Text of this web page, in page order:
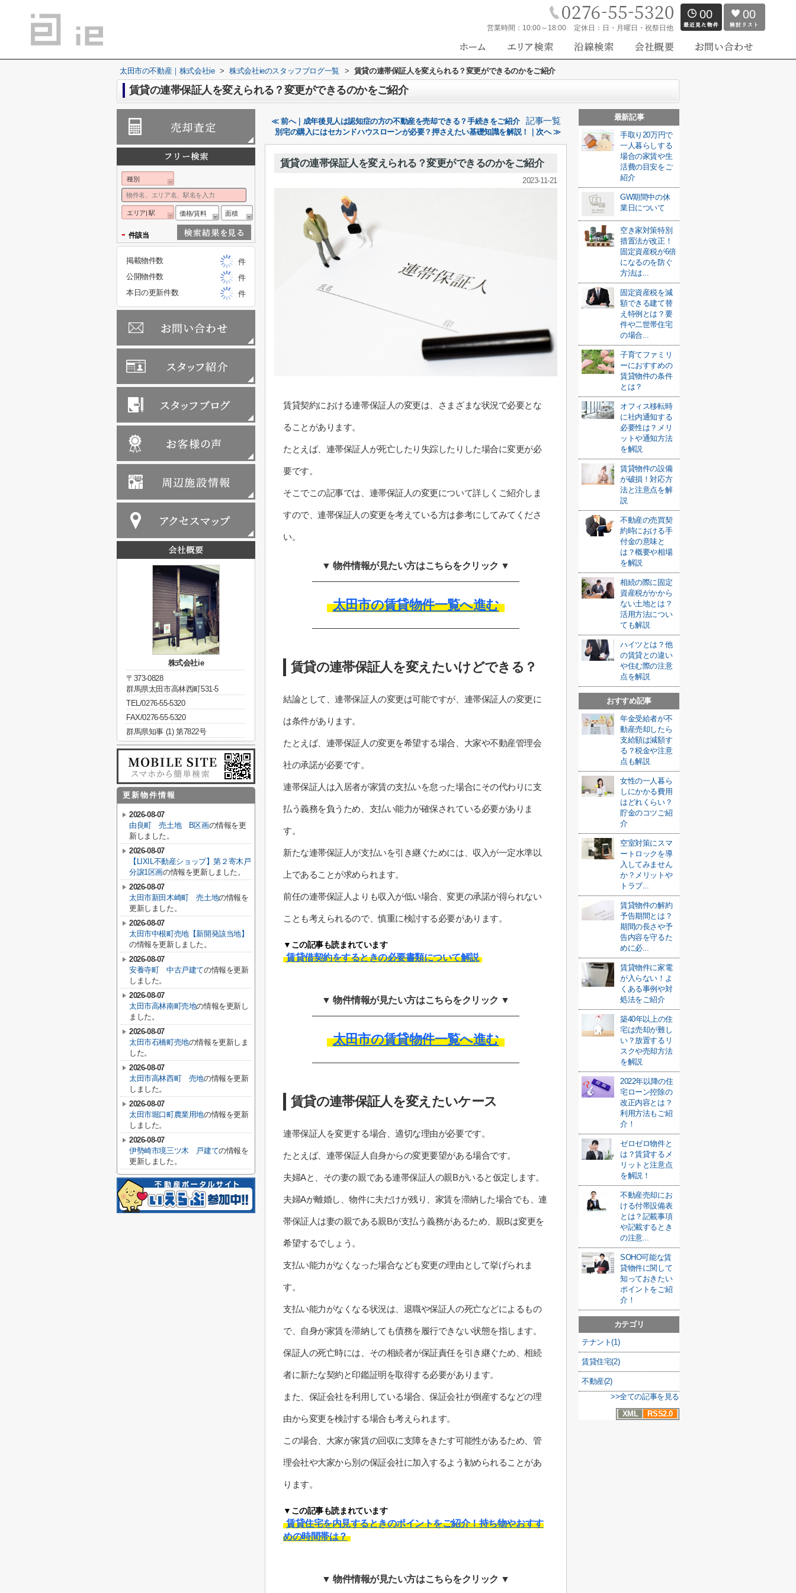
営業時間： 10:00～18:00 定休日： 日・月曜日・祝祭日他
00 00
太田市の不動産｜株式会社ie > 株式会社ieのスタッフブログ一覧 > 賃貸の連帯保証人を変えられる？変更ができるのかをご紹介
賃貸の連帯保証人を変えられる？変更ができるのかをご紹介
≪ 前へ｜成年後見人は認知症の方の不動産を売却できる？手続きをご紹介 記事一覧
別宅の購入にはセカンドハウスローンが必要？押さえたい基礎知識を解説！｜次へ ≫
賃貸の連帯保証人を変えられる？変更ができるのかをご紹介
2023-11-21
賃貸契約における連帯保証人の変更は、さまざまな状況で必要とな
ることがあります。
たとえば、連帯保証人が死亡したり失踪したりした場合に変更が必
要です。
そこでこの記事では、連帯保証人の変更について詳しくご紹介しま
すので、連帯保証人の変更を考えている方は参考にしてみてくださ
い。
▼ 物件情報が見たい方はこちらをクリック ▼
太田市の賃貸物件一覧へ進む
賃貸の連帯保証人を変えたいけどできる？
結論として、連帯保証人の変更は可能ですが、連帯保証人の変更に
は条件があります。
たとえば、連帯保証人の変更を希望する場合、大家や不動産管理会
社の承諾が必要です。
連帯保証人は入居者が家賃の支払いを怠った場合にその代わりに支
払う義務を負うため、支払い能力が確保されている必要がありま
す。
新たな連帯保証人が支払いを引き継ぐためには、収入が一定水準以
上であることが求められます。
前任の連帯保証人よりも収入が低い場合、変更の承諾が得られない
ことも考えられるので、慎重に検討する必要があります。
▼この記事も読まれています
賃貸借契約をするときの必要書類について解説
▼ 物件情報が見たい方はこちらをクリック ▼
太田市の賃貸物件一覧へ進む
賃貸の連帯保証人を変えたいケース
連帯保証人を変更する場合、適切な理由が必要です。
たとえば、連帯保証人自身からの変更要望がある場合です。
夫婦Aと、その妻の親である連帯保証人の親Bがいると仮定します。
夫婦Aが離婚し、物件に夫だけが残り、家賃を滞納した場合でも、連
帯保証人は妻の親である親Bが支払う義務があるため、親Bは変更を
希望するでしょう。
支払い能力がなくなった場合なども変更の理由として挙げられま
す。
支払い能力がなくなる状況は、退職や保証人の死亡などによるもの
で、自身が家賃を滞納しても債務を履行できない状態を指します。
保証人の死亡時には、その相続者が保証責任を引き継ぐため、相続
者に新たな契約と印鑑証明を取得する必要があります。
また、保証会社を利用している場合、保証会社が倒産するなどの理
由から変更を検討する場合も考えられます。
この場合、大家が家賃の回収に支障をきたす可能性があるため、管
理会社や大家から別の保証会社に加入するよう勧められることがあ
ります。
▼この記事も読まれています
賃貸住宅を内見するときのポイントをご紹介！持ち物やおすす
めの時間帯は？
▼ 物件情報が見たい方はこちらをクリック ▼
最新記事
手取り20万円で
一人暮らしする
場合の家賃や生
活費の目安をご
紹介
GW期間中の休
業日について
空き家対策特別
措置法が改正！
固定資産税が6倍
になるのを防ぐ
方法は...
固定資産税を減
額できる建て替
え特例とは？要
件や二世帯住宅
の場合...
子育てファミリ
ーにおすすめの
賃貸物件の条件
とは？
オフィス移転時
に社内通知する
必要性は？メリ
ットや通知方法
を解説
賃貸物件の設備
が破損！対応方
法と注意点を解
説
不動産の売買契
約時における手
付金の意味と
は？概要や相場
を解説
相続の際に固定
資産税がかから
ない土地とは？
活用方法につい
ても解説
ハイツとは？他
の賃貸との違い
や住む際の注意
点を解説
おすすめ記事
年金受給者が不
動産売却したら
支給額は減額す
る？税金や注意
点も解説
女性の一人暮ら
しにかかる費用
はどれくらい？
貯金のコツご紹
介
空室対策にスマ
ートロックを導
入してみません
か？メリットや
トラブ...
賃貸物件の解約
予告期間とは？
期間の長さや予
告内容を守るた
めに必...
賃貸物件に家電
が入らない！よ
くある事例や対
処法をご紹介
築40年以上の住
宅は売却が難し
い？放置するリ
スクや売却方法
を解説
2022年以降の住
宅ローン控除の
改正内容とは？
利用方法もご紹
介！
ゼロゼロ物件と
は？賃貸するメ
リットと注意点
を解説！
不動産売却にお
ける付帯設備表
とは？記載事項
や記載するとき
の注意...
SOHO可能な賃
貸物件に関して
知っておきたい
ポイントをご紹
介！
カテゴリ
テナント(1)
賃貸住宅(2)
不動産(2)
>>全ての記事を見る
XML
RSS2.0
種別
エリア| 駅 価格/賃料 面積
- 件該当
掲載物件数
件
公開物件数
件
本日の更新件数
件
株式会社ie
〒373-0828
群馬県太田市高林西町531-5
TEL/0276-55-5320
FAX/0276-55-5320
群馬県知事 (1) 第7822号
更新物件情報
2026-08-07
由良町 売土地 B区画の情報を更
新しました。
2026-08-07
【LIXIL不動産ショップ】第２寄木戸
分譲1区画の情報を更新しました。
2026-08-07
太田市新田木崎町 売土地の情報を
更新しました。
2026-08-07
太田市中根町売地【新開発該当地】
の情報を更新しました。
2026-08-07
安養寺町 中古戸建ての情報を更新
しました。
2026-08-07
太田市高林南町売地の情報を更新し
ました。
2026-08-07
太田市石橋町売地の情報を更新しま
した。
2026-08-07
太田市高林西町 売地の情報を更新
しました。
2026-08-07
太田市堀口町農業用地の情報を更新
しました。
2026-08-07
伊勢崎市境三ツ木 戸建ての情報を
更新しました。